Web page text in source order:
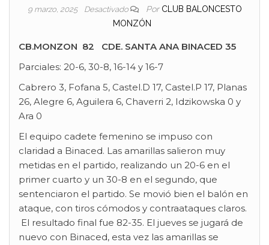
9 marzo, 2025 Desactivado Por CLUB BALONCESTO
MONZÓN
CB.MONZON 82 CDE. SANTA ANA BINACED 35
Parciales: 20-6, 30-8, 16-14 y 16-7
Cabrero 3, Fofana 5, Castel.D 17, Castel.P 17, Planas
26, Alegre 6, Aguilera 6, Chaverri 2, Idzikowska 0 y
Ara 0
El equipo cadete femenino se impuso con
claridad a Binaced. Las amarillas salieron muy
metidas en el partido, realizando un 20-6 en el
primer cuarto y un 30-8 en el segundo, que
sentenciaron el partido. Se movió bien el balón en
ataque, con tiros cómodos y contraataques claros.
El resultado final fue 82-35. El jueves se jugará de
nuevo con Binaced, esta vez las amarillas se